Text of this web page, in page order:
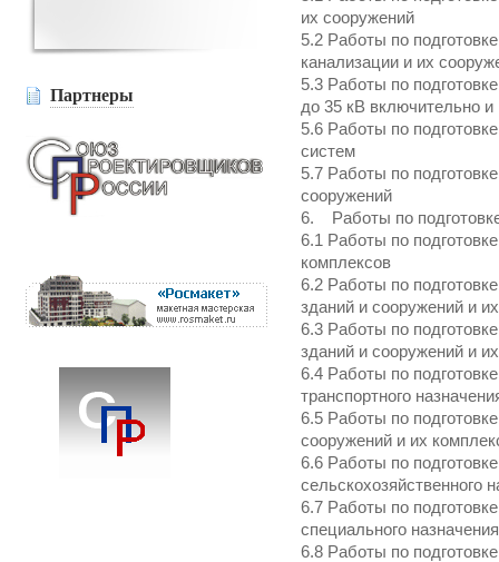
Партнеры
их сооружений
5.2 Работы по
канализации и их
5.3 Работы по
до 35 кВ включительно и
5.6 Работы по
систем
5.7 Работы по
сооружений
6. Работы по
6.1 Работы по
комплексов
6.2 Работы по
зданий и сооружений и
6.3 Работы по
зданий и сооружений и
6.4 Работы по
транспортного
6.5 Работы по
сооружений и их
6.6 Работы по
сельскохозяйственного
6.7 Работы по
специального
6.8 Работы по